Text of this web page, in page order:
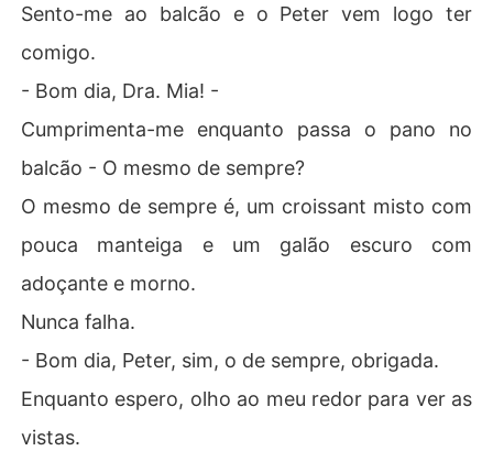
Sento-me ao balcão e o Peter vem logo ter
comigo.
- Bom dia, Dra. Mia! -
Cumprimenta-me enquanto passa o pano no
balcão - O mesmo de sempre?
O mesmo de sempre é, um croissant misto com
pouca manteiga e um galão escuro com
adoçante e morno.
Nunca falha.
- Bom dia, Peter, sim, o de sempre, obrigada.
Enquanto espero, olho ao meu redor para ver as
vistas.